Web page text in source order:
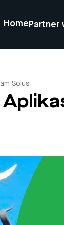
Home Partner
Solusi